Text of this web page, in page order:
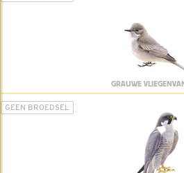
GRAUWE
GEEN BROEDSEL